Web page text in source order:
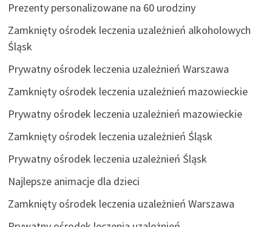
Prezenty personalizowane na 60 urodziny
Zamknięty ośrodek leczenia uzależnień alkoholowych
Śląsk
Prywatny ośrodek leczenia uzależnień Warszawa
Zamknięty ośrodek leczenia uzależnień mazowieckie
Prywatny ośrodek leczenia uzależnień mazowieckie
Zamknięty ośrodek leczenia uzależnień Śląsk
Prywatny ośrodek leczenia uzależnień Śląsk
Najlepsze animacje dla dzieci
Zamknięty ośrodek leczenia uzależnień Warszawa